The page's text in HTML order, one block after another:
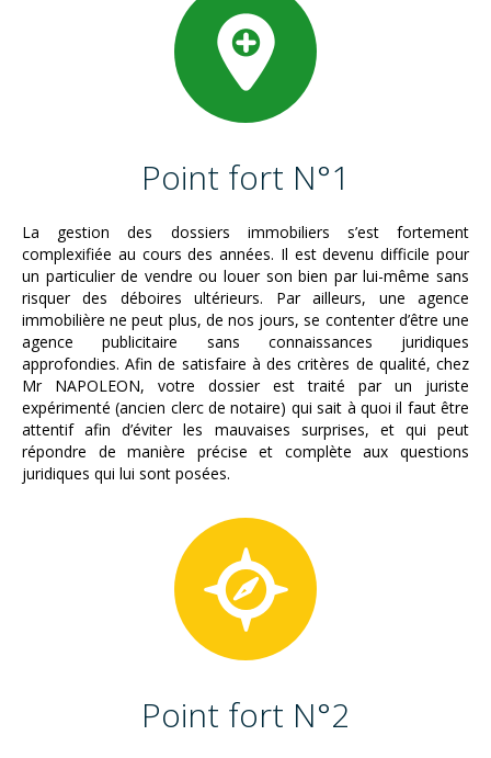
Point fort N°1
La gestion des dossiers immobiliers s’est fortement
complexifiée au cours des années. Il est devenu difficile pour
un particulier de vendre ou louer son bien par lui-même sans
risquer des déboires ultérieurs. Par ailleurs, une agence
immobilière ne peut plus, de nos jours, se contenter d’être une
agence publicitaire sans connaissances juridiques
approfondies. Afin de satisfaire à des critères de qualité, chez
Mr NAPOLEON, votre dossier est traité par un juriste
expérimenté (ancien clerc de notaire) qui sait à quoi il faut être
attentif afin d’éviter les mauvaises surprises, et qui peut
répondre de manière précise et complète aux questions
juridiques qui lui sont posées.
Point fort N°2